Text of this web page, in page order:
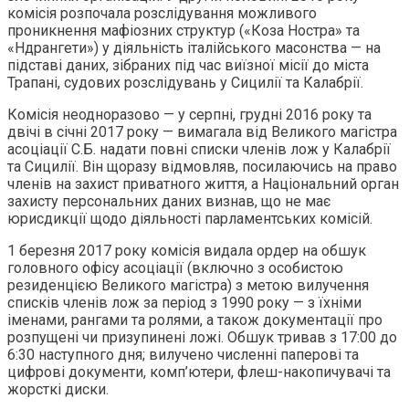
комісія розпочала розслідування можливого
проникнення мафіозних структур («Коза Ностра» та
«Ндрангети») у діяльність італійського масонства — на
підставі даних, зібраних під час виїзної місії до міста
Трапані, судових розслідувань у Сицилії та Калабрії.
Комісія неодноразово — у серпні, грудні 2016 року та
двічі в січні 2017 року — вимагала від Великого магістра
асоціації С.Б. надати повні списки членів лож у Калабрії
та Сицилії. Він щоразу відмовляв, посилаючись на право
членів на захист приватного життя, а Національний орган
захисту персональних даних визнав, що не має
юрисдикції щодо діяльності парламентських комісій.
1 березня 2017 року комісія видала ордер на обшук
головного офісу асоціації (включно з особистою
резиденцією Великого магістра) з метою вилучення
списків членів лож за період з 1990 року — з їхніми
іменами, рангами та ролями, а також документації про
розпущені чи призупинені ложі. Обшук тривав з 17:00 до
6:30 наступного дня; вилучено численні паперові та
цифрові документи, комп’ютери, флеш-накопичувачі та
жорсткі диски.